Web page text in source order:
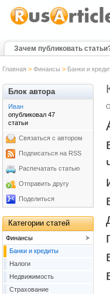
Зачем публиковать
Главная > Финансы > Банки и
Блок автора
Иван
опубликовал 47
статьи
Связаться с автором
Подписаться на RSS
Распечатать статью
Отправить другу
Поделиться
Категории статей
Финансы
Банки и кредиты
Налоги
Недвижимость
Страхование